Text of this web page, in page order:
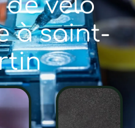
vélo
à saint-